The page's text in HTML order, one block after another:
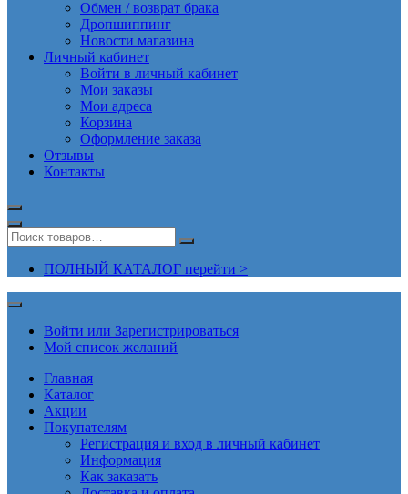
Обмен / возврат брака
Дропшиппинг
Новости магазина
Личный кабинет
Войти в личный кабинет
Мои заказы
Мои адреса
Корзина
Оформление заказа
Отзывы
Контакты
ПОЛНЫЙ КАТАЛОГ перейти >
Войти или Зарегистрироваться
Мой список желаний
Главная
Каталог
Акции
Покупателям
Регистрация и вход в личный кабинет
Информация
Как заказать